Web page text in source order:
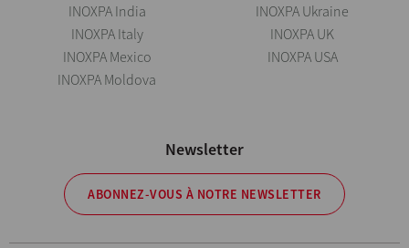
INOXPA India
INOXPA Italy
INOXPA Mexico
INOXPA Moldova
INOXPA Ukraine
INOXPA UK
INOXPA USA
Newsletter
ABONNEZ-VOUS À NOTRE NEWSLETTER